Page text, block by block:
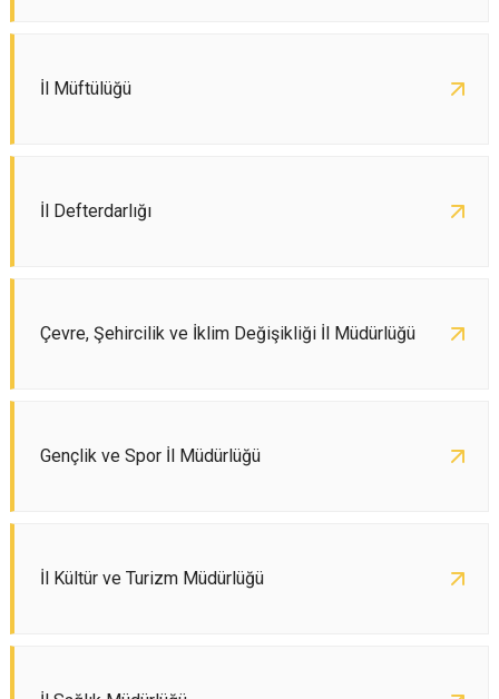
İl Müftülüğü
İl Defterdarlığı
Çevre, Şehircilik ve İklim Değişikliği İl Müdürlüğü
Gençlik ve Spor İl Müdürlüğü
İl Kültür ve Turizm Müdürlüğü